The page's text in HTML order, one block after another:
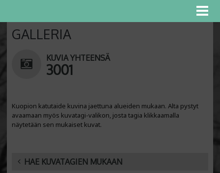
GALLERIA
KUVIA YHTEENSÄ
3001
Kuopion katutaide kuvina jaettuna alueiden mukaan. Alta pystyt
avaamaan myös kuvatagi-valikon, josta tagia klikkaamalla
näytetään sen mukaiset kuvat.
HAE KUVATAGIEN MUKAAN